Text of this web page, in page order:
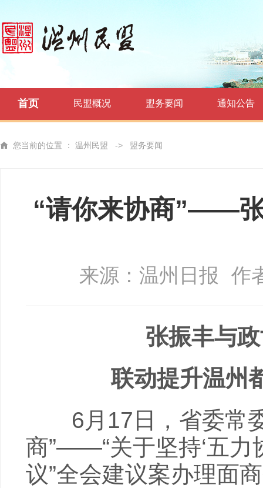
首页 民盟概况 盟务要闻 通知公告
您当前的位置 ： 温州民盟 -> 盟务要闻
“请你来协商”——
来源：温州日报 作
张振丰与
联动提升温州
6月17日，省委常委
商”——“关于坚持‘五力
议”全会建议案办理面